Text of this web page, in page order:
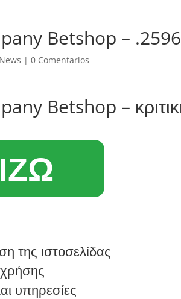
Betshop –
News |0 Comentarios
Betshop –
της ιστοσελίδας
υπηρεσίες